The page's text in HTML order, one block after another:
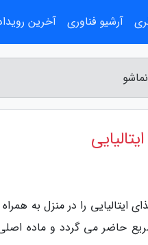
را در منزل به
حاضر می گردد و ماده
آرشیو فناوری آخرین